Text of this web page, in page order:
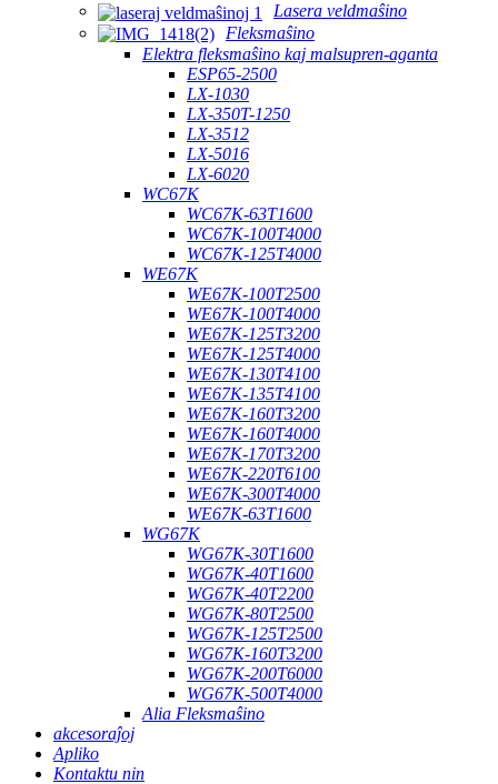
Lasera veldmaŝino
Fleksmaŝino
Elektra fleksmaŝino kaj malsupren-aganta
ESP65-2500
LX-1030
LX-350T-1250
LX-3512
LX-5016
LX-6020
WC67K
WC67K-63T1600
WC67K-100T4000
WC67K-125T4000
WE67K
WE67K-100T2500
WE67K-100T4000
WE67K-125T3200
WE67K-125T4000
WE67K-130T4100
WE67K-135T4100
WE67K-160T3200
WE67K-160T4000
WE67K-170T3200
WE67K-220T6100
WE67K-300T4000
WE67K-63T1600
WG67K
WG67K-30T1600
WG67K-40T1600
WG67K-40T2200
WG67K-80T2500
WG67K-125T2500
WG67K-160T3200
WG67K-200T6000
WG67K-500T4000
Alia Fleksmaŝino
akcesoraĵoj
Apliko
Kontaktu nin